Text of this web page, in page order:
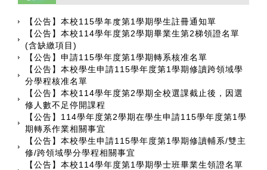
【公告】本校115學年度第1學期學生註冊通知單
【公告】本校114學年度第2學期畢業生第2梯領證名單
(含缺繳項目)
【公告】申請115學年度第1學期轉系核准名單
【公告】本校學生申請115學年度第1學期修讀跨領域學
分學程核准名單
【公告】本校114學年度第2學期全校選課截止後，因選
修人數不足停開課程
【公告】114學年度第2學期在學生申請115學年度第1學
期轉系作業相關事宜
【公告】本校學生申請115學年度第1學期修讀輔系/雙主
修/跨領域學分學程相關事宜
【公告】本校114學年度第1學期學士班畢業生領證名單